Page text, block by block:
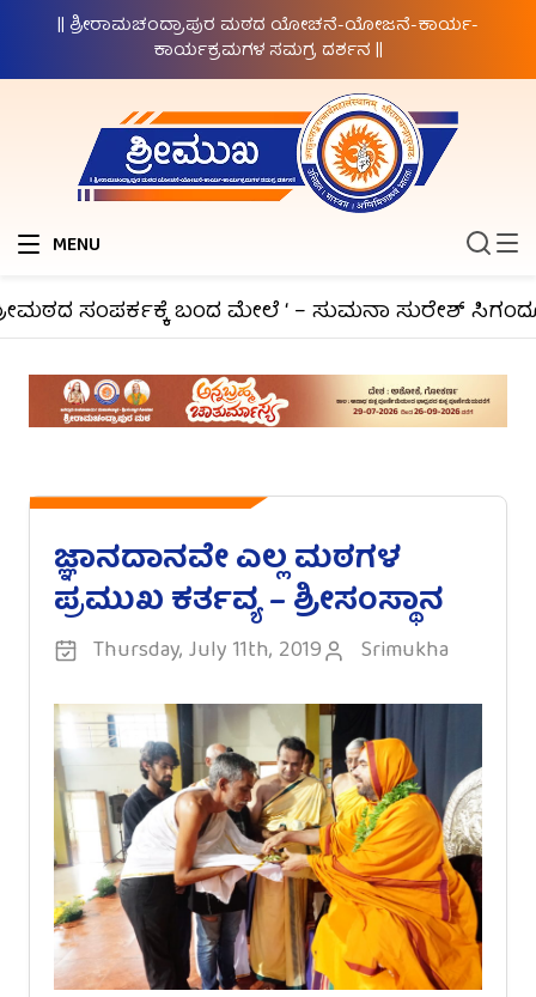
|| ಶ್ರೀರಾಮಚಂದ್ರಾಪುರ ಮಠದ ಯೋಚನೆ-ಯೋಜನೆ-ಕಾರ್ಯ-
ಕಾರ್ಯಕ್ರಮಗಳ ಸಮಗ್ರ ದರ್ಶನ ||
MENU
ಸಂಪರ್ಕಕ್ಕೆ ಬಂದ ಮೇಲೆ ‘ – ಸುಮನಾ ಸುರೇಶ್ ಸಿಗಂದೂರು
ಜ್ಞಾನದಾನವೇ ಎಲ್ಲ ಮಠಗಳ
ಪ್ರಮುಖ ಕರ್ತವ್ಯ – ಶ್ರೀಸಂಸ್ಥಾನ
Thursday, July 11th, 2019 Srimukha